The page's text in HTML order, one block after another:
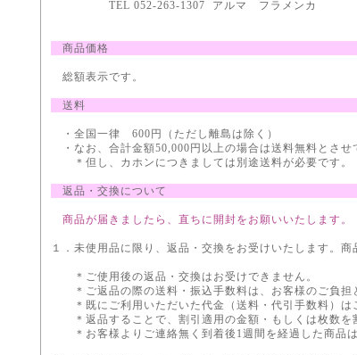
TEL 052-263-1307 アルマ フラメンカ
商品価格
総額表示です。
送料
・全国一律 600円（ただし離島は除く）
・なお、合計金額50,000円以上の場合は送料無料とさせ
＊但し、カホンにつきましては別途送料が必要です。
返品・交換について
商品が届きましたら、直ちに開封をお願いいたします。
１．未使用品に限り、返品・交換をお受けいたします。商
＊ご使用後の返品・交換はお受けできません。
＊ご返品の際の送料・振込手数料は、お客様のご負担
＊既にご利用いただいた代金（送料・代引手数料）は
＊返品することで、割引適用の金額・もしくは枚数を
＊お客様よりご連絡無く到着後1週間を経過した商品は